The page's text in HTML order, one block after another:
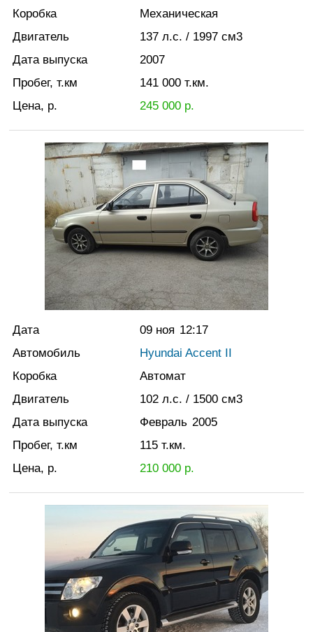
Коробка
Механическая
Двигатель
137 л.с. / 1997 см3
Дата выпуска
2007
Пробег, т.км
141 000 т.км.
Цена, р.
245 000р.
Дата 09 ноя 12:17
Автомобиль
Hyundai Accent II
Коробка
Автомат
Двигатель
102 л.с. / 1500 см3
Дата выпуска
Февраль 2005
Пробег, т.км
115 т.км.
Цена, р.
210 000р.